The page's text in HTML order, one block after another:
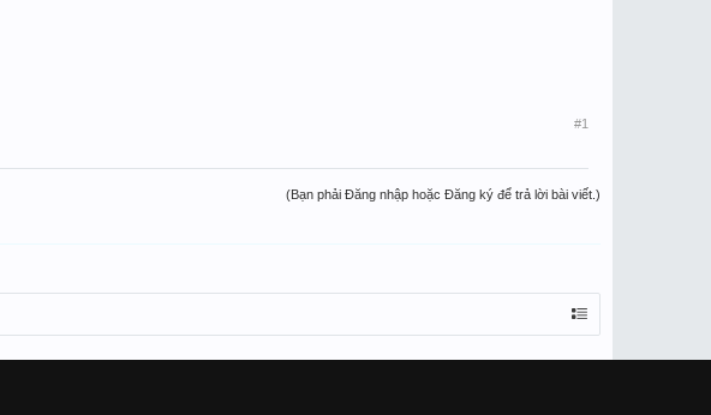
#1
(Bạn phải Đăng nhập hoặc Đăng ký để trả lời bài viết.)